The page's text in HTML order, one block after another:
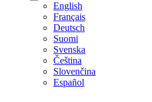
English
Français
Deutsch
Suomi
Svenska
Čeština
Slovenčina
Español